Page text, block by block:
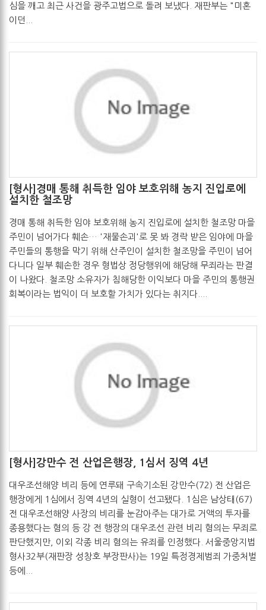
심을 깨고 최근 사건을 광주고법으로 돌려 보냈다. 재판부는 "미혼
이던...
[형사]경매 통해 취득한 임야 보호위해 농지 진입로에
설치한 철조망
경매 통해 취득한 임야 보호위해 농지 진입로에 설치한 철조망 마을
주민이 넘어가다 훼손… '재물손괴'로 못 봐 경락 받은 임야에 마을
주민들의 통행을 막기 위해 산주인이 설치한 철조망을 주민이 넘어
다니다 일부 훼손한 경우 형법상 정당행위에 해당해 무죄라는 판결
이 나왔다. 철조망 소유자가 침해당한 이익보다 마을 주민의 통행권
회복이라는 법익이 더 보호할 가치가 있다는 취지다....
[형사]강만수 전 산업은행장, 1심서 징역 4년
대우조선해양 비리 등에 연루돼 구속기소된 강만수(72) 전 산업은
행장에게 1심에서 징역 4년의 실형이 선고됐다. 1심은 남상태(67)
전 대우조선해양 사장의 비리를 눈감아주는 대가로 거액의 투자를
종용했다는 혐의 등 강 전 행장의 대우조선 관련 비리 혐의는 무죄로
판단했지만, 이외 각종 비리 혐의는 유죄를 인정했다. 서울중앙지법
형사32부(재판장 성창호 부장판사)는 19일 특정경제범죄 가중처벌
등에...